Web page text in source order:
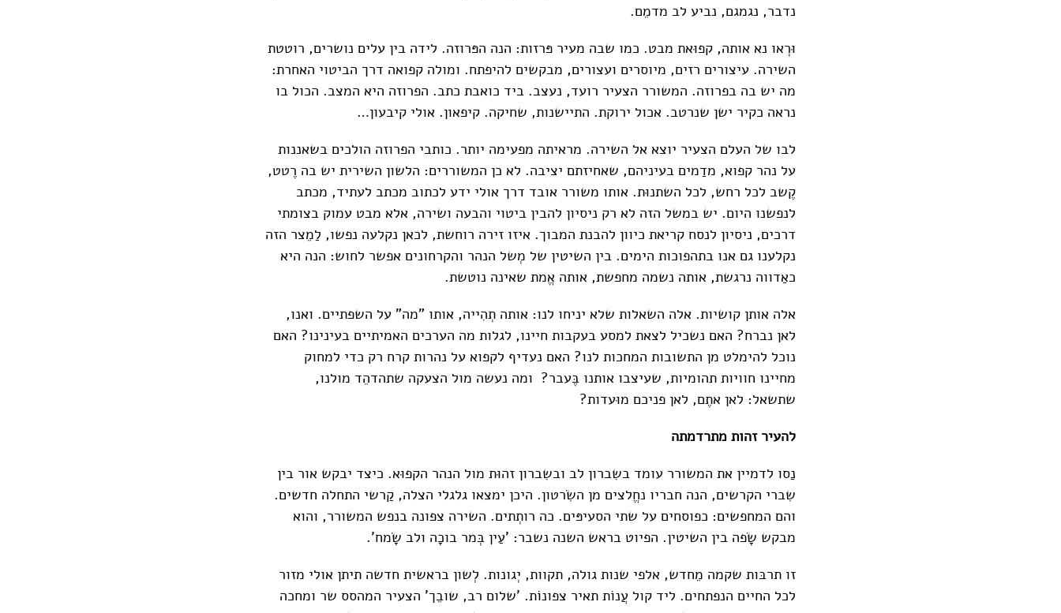
נדבר, נגמגם, נביע לב מדמֵם.
וּרְאו נא אותה, קפוּאת מבט. כמו שבה מעיר פּרזות: הנה הפּרוזה. לידה בין עלים נושרים, רוטטת
השירה. עיצורים רזים, מיוסרים ועצורים, מבקשים להיפתח. ומולה קפואה דרך הביטוי האחרת:
מה יש בה בפרוזה. המשורר הצעיר רועד, נעצב. ביד כואבת כתב. הפרוזה היא המצב. הכול בו
נראה כקיר ישן שנרטב. אכול ירוקת. התיישנות, שחיקה. קיפאון. אולי קיבעון…
לבו של העלם הצעיר יוצא אל השירה. מראיתה מפעימה יותר. כותבי הפרוזה הולכים בשאננות
על נהר קפוא, מדַמים בעיניהם, שאחיזתם יציבה. לא כן המשוררים: הלשון השירית יש בה רֶטט,
קֶשב לכל רחש, לכל השתנוּת. אותו משורר אובד דרך אולי ידע לכתוב מכתב לעתיד, מכתב
לנפשנו היום. יש במשל הזה לא רק ניסיון להבין ביטוי והבעה ושירה, אלא מבט עמוק בצומתי
דרכים, ניסיון לנסח קריאת כיוון להבנת המבוך. איזו זירה רוחשת, לכאן נקלעה נפשו, לַמֵצר הזה
נקלענו גם אנו בתהפוכות הימים. בין השיטין של מְשל הנהר והקרחונים אפשר לחוש: הנה היא
כאַדווה נרגשת, אותה נשמה מחפשת, אותה אֱמת שאינה נוטשת.
אלה אותן קושיות. אלה השאלות שלא יניחו לנו: אותה תְהִייה, אותו "מה" על השפתיים. ואנו,
לאן נברח? האם נשכיל לצאת למסע בעקבות חיינו, לגלות מה הערכים האמיתיים בעינינו? האם
נוכל להימלט מן התשובות המחכות לנו? האם נעדיף לקפוא על נהרות קרח רק כדי למחוק
מחיינו חוויות תהומיות, שעיצבו אותנו בֶּעבר? ומה נעשה מול הצעקה שתהדהֵד מולנו,
שתשאל: לאן אתֶם, לאן פניכם מוּעדות?
להעיר זהות מתרדמתה
נַסו לדמיין את המשורר עומד בשִברון לב ובשִברון זהוּת מול הנהר הקפוּא. כיצד יבקש אור בין
שִברי הקרשים, הנה חבריו נחֱלצים מן השִׂרטון. היכן ימצאו גלגלי הצלה, קַרשי התחלה חדשים.
והם המחפשים: כפוסחים על שתי הסעיפּים. כה רותְתים. השירה צפונה בנפש המשורר, והוא
מבקש שָׂפה בין השיטין. הפיוט בראש השנה נשבר: 'עַין בְּמר בוכָה ולב שָׂמח'.
זו תרבּות שקמה מֵחדש, אלפי שנות גולה, תקוות, יְגונות. לְשון בראשית חדשה תיתן אולי מזור
לכל החיים הנפתחים. ליד קול עֲנוֹת תאיר צפונוֹת. 'שלום רב, שובֵך' הצעיר המהסס שר ומחכה